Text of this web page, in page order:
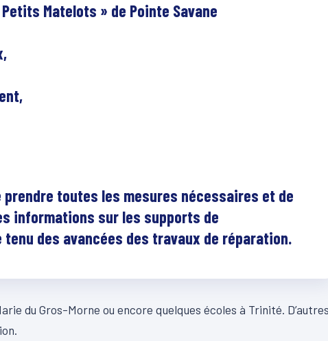
Matelots » de Pointe Savane
prendre toutes les mesures nécessaires et de
informations sur les supports de
des avancées des travaux de réparation.
du Gros-Morne ou encore quelques écoles à Trinité.